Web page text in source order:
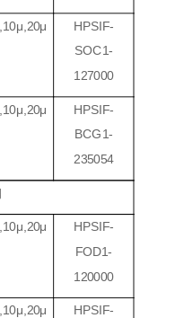
,10μ ,20μ
HPSIF-
SOC1-
127000
,10μ ,20μ
HPSIF-
BCG1-
235054
,10μ ,20μ
HPSIF-
FOD1-
120000
,10μ ,20μ HPSIF-